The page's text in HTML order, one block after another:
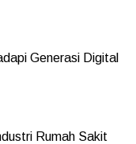
Generasi Digital
Rumah Sakit